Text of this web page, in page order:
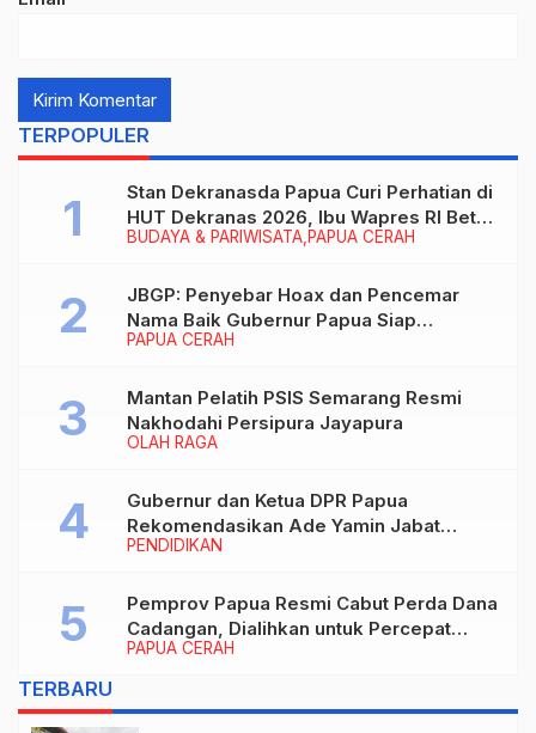
TERPOPULER
BUDAYA & PARIWISATA PAPUA CERAH
Stan Dekranasda Papua Curi Perhatian di
HUT Dekranas 2026, Ibu Wapres RI Betah
Menikmati Karya Perajin
PAPUA CERAH
JBGP: Penyebar Hoax dan Pencemar
Nama Baik Gubernur Papua Siap
Berhadapan dengan Hukum!
OLAH RAGA
Mantan Pelatih PSIS Semarang Resmi
Nakhodahi Persipura Jayapura
PENDIDIKAN
Gubernur dan Ketua DPR Papua
Rekomendasikan Ade Yamin Jabat
Rektor IAIN Fattahul Muluk Papua
PAPUA CERAH
Pemprov Papua Resmi Cabut Perda Dana
Cadangan, Dialihkan untuk Percepat
Pembangunan dan Layanan Publik
TERBARU